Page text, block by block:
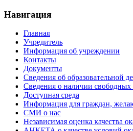
Навигация
Главная
Учредитель
Информация об учреждении
Контакты
Документы
Сведения об образовательной
Сведения о наличии свободных
Доступная среда
Информация для граждан,
СМИ о нас
Независимая оценка качества